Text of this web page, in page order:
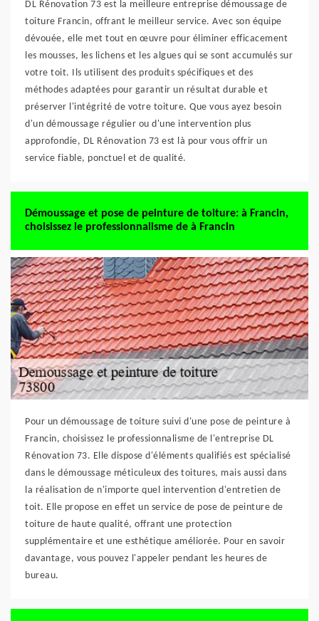
DL Rénovation 73 est la meilleure entreprise démoussage de
toiture Francin, offrant le meilleur service. Avec son équipe
dévouée, elle met tout en œuvre pour éliminer efficacement
les mousses, les lichens et les algues qui se sont accumulés sur
votre toit. Ils utilisent des produits spécifiques et des
méthodes adaptées pour garantir un résultat durable et
préserver l'intégrité de votre toiture. Que vous ayez besoin
d'un démoussage régulier ou d'une intervention plus
approfondie, DL Rénovation 73 est là pour vous offrir un
service fiable, ponctuel et de qualité.
Démoussage et pose de peinture de toiture: à Francin,
choisissez le professionnalisme de à Francin
Pour un démoussage de toiture suivi d'une pose de peinture à
Francin, choisissez le professionnalisme de l'entreprise DL
Rénovation 73. Elle dispose d'éléments qualifiés est spécialisé
dans le démoussage méticuleux des toitures, mais aussi dans
la réalisation de n'importe quel intervention d'entretien de
toit. Elle propose en effet un service de pose de peinture de
toiture de haute qualité, offrant une protection
supplémentaire et une esthétique améliorée. Pour en savoir
davantage, vous pouvez l'appeler pendant les heures de
bureau.